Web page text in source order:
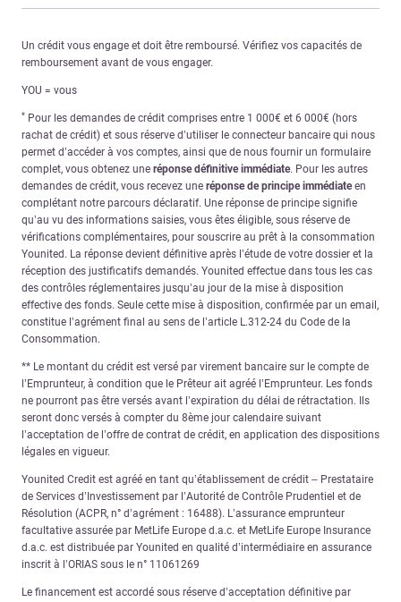
Un crédit vous engage et doit être remboursé. Vérifiez vos capacités de
remboursement avant de vous engager.
YOU = vous
* Pour les demandes de crédit comprises entre 1 000€ et 6 000€ (hors
rachat de crédit) et sous réserve d’utiliser le connecteur bancaire qui nous
permet d’accéder à vos comptes, ainsi que de nous fournir un formulaire
complet, vous obtenez une réponse définitive immédiate. Pour les autres
demandes de crédit, vous recevez une réponse de principe immédiateen
complétant notre parcours déclaratif. Une réponse de principe signifie
qu’au vu des informations saisies, vous êtes éligible, sous réserve de
vérifications complémentaires, pour souscrire au prêt à la consommation
Younited. La réponse devient définitive après l’étude de votre dossier et la
réception des justificatifs demandés. Younited effectue dans tous les cas
des contrôles réglementaires jusqu’au jour de la mise à disposition
effective des fonds. Seule cette mise à disposition, confirmée par un email,
constitue l’agrément final au sens de l’article L.312-24 du Code de la
Consommation.
** Le montant du crédit est versé par virement bancaire sur le compte de
l’Emprunteur, à condition que le Prêteur ait agréé l’Emprunteur. Les fonds
ne pourront pas être versés avant l’expiration du délai de rétractation. Ils
seront donc versés à compter du 8ème jour calendaire suivant
l’acceptation de l’offre de contrat de crédit, en application des dispositions
légales en vigueur.
Younited Credit est agréé en tant qu’établissement de crédit – Prestataire
de Services d’Investissement par l’Autorité de Contrôle Prudentiel et de
Résolution (ACPR, n° d’agrément : 16488). L’assurance emprunteur
facultative assurée par MetLife Europe d.a.c. et MetLife Europe Insurance
d.a.c. est distribuée par Younited en qualité d’intermédiaire en assurance
inscrit à l’ORIAS sous le n° 11061269
Le financement est accordé sous réserve d’acceptation définitive par